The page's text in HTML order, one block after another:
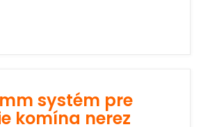
mm systém pre
komína nerez